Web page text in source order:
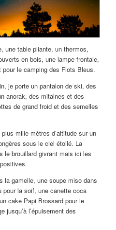
une table pliante, un thermos,
en bois, une lampe frontale,
le camping des Flots Bleus.
je porte un pantalon de ski, des
anorak, des mitaines et des
de grand froid et des semelles
mille mètres d’altitude sur un
sous le ciel étoilé. La
le brouillard givrant mais ici les
la gamelle, une soupe miso dans
pour la soif, une canette coca
cake Papi Brossard pour le
jusqu’à l’épuisement des